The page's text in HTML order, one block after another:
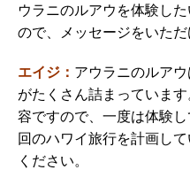
ウラニのルアウを体験し
ので、メッセージをいただ
エイジ： アウラニのルア
がたくさん詰まっていま
容ですので、一度は体験
回のハワイ旅行を計画し
ください。